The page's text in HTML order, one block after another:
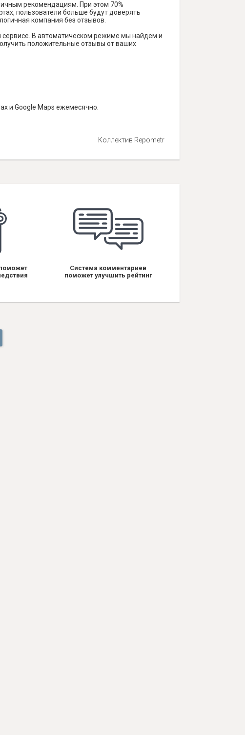
рекомендациям. При этом 70%
пользователи больше будут доверять
компания без отзывов.
В автоматическом режиме мы найдем и
положительные отзывы от ваших
и Google Maps ежемесячно.
Коллектив Repometr
Система комментариев
поможет улучшить рейтинг